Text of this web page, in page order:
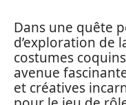
Dans une quête
d’exploration de
costumes
avenue
et créatives